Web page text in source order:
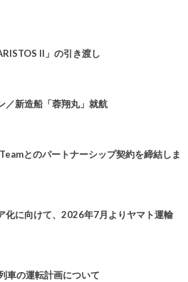
II」の引き渡し
／新造船「蓉翔丸」就航
とのパートナーシップ契約を締結しま
化に向けて、2026年7月よりヤマト運輸
車の運転計画について